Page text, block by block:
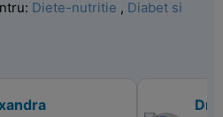
Diete-nutritie , Diabet si
Dr.